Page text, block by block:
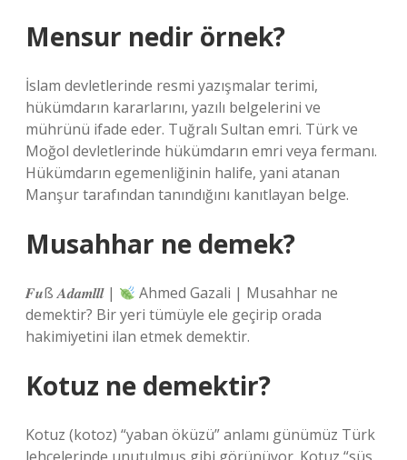
Mensur nedir örnek?
İslam devletlerinde resmi yazışmalar terimi,
hükümdarın kararlarını, yazılı belgelerini ve
mührünü ifade eder. Tuğralı Sultan emri. Türk ve
Moğol devletlerinde hükümdarın emri veya fermanı.
Hükümdarın egemenliğinin halife, yani atanan
Manşur tarafından tanındığını kanıtlayan belge.
Musahhar ne demek?
𝑭𝒖ß 𝑨𝒅𝒂𝒎𝒍𝒍𝒍 |
Ahmed Gazali | Musahhar ne
demektir? Bir yeri tümüyle ele geçirip orada
hakimiyetini ilan etmek demektir.
Kotuz ne demektir?
Kotuz (kotoz) “yaban öküzü” anlamı günümüz Türk